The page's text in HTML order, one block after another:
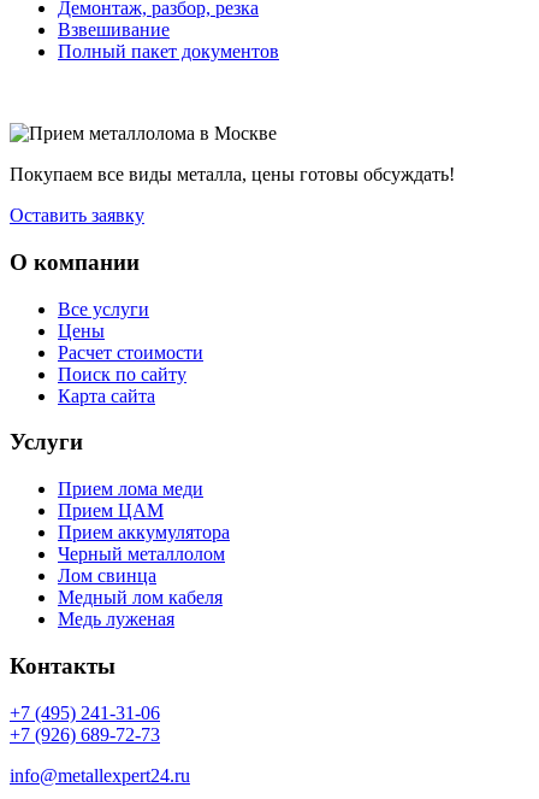
Демонтаж, разбор, резка
Взвешивание
Полный пакет документов
Покупаем все виды металла, цены готовы обсуждать!
Оставить заявку
О компании
Все услуги
Цены
Расчет стоимости
Поиск по сайту
Карта сайта
Услуги
Прием лома меди
Прием ЦАМ
Прием аккумулятора
Черный металлолом
Лом свинца
Медный лом кабеля
Медь луженая
Контакты
+7 (495) 241-31-06
+7 (926) 689-72-73
info@metallexpert24.ru